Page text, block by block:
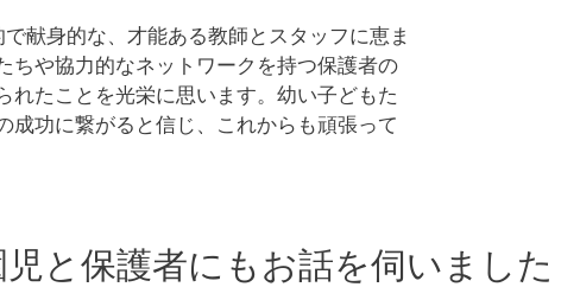
献身的な、才能ある教師とスタッフに恵ま
ちや協力的なネットワークを持つ保護者の
れたことを光栄に思います。幼い子どもた
成功に繋がると信じ、これからも頑張って
と保護者にもお話を伺いました